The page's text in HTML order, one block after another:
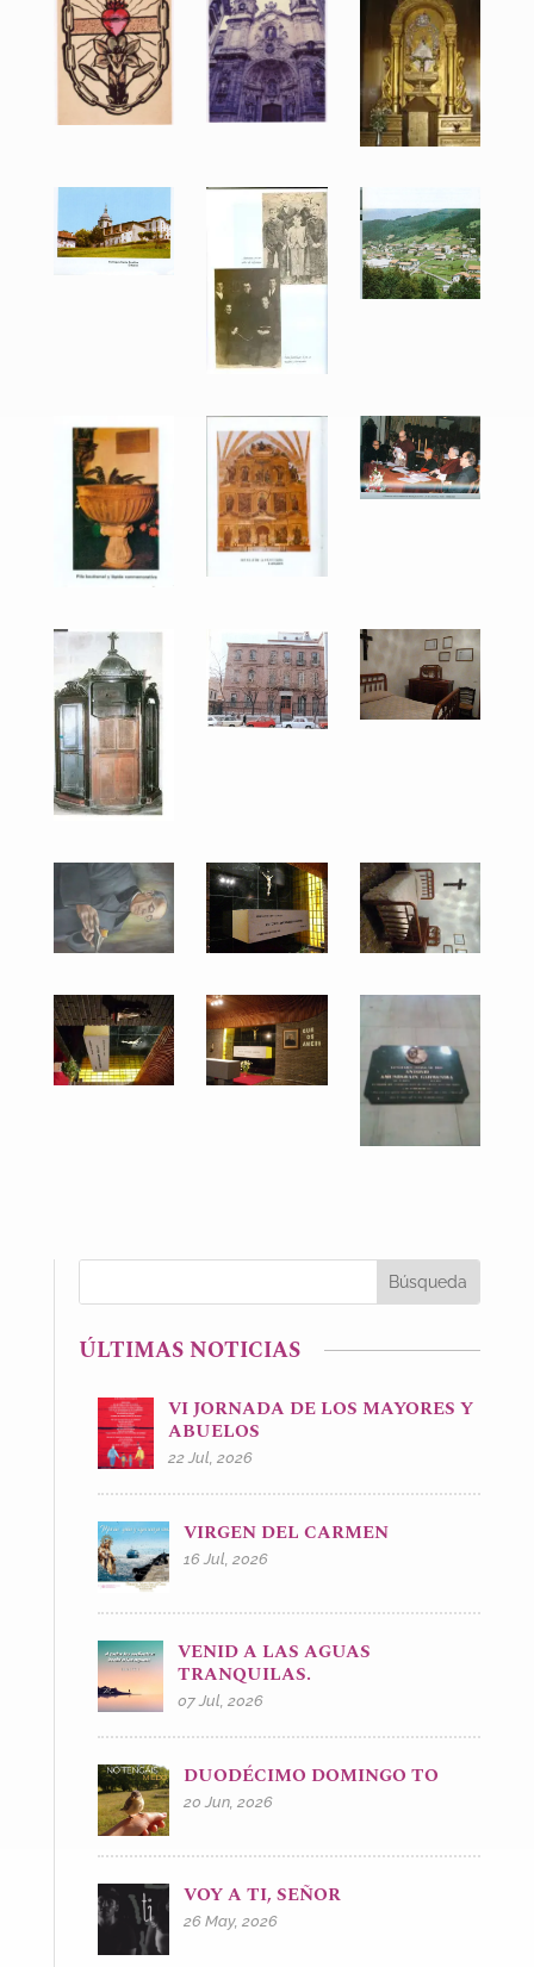
ÚLTIMAS NOTICIAS
VI JORNADA DE LOS MAYORES Y
ABUELOS
22 Jul, 2026
VIRGEN DEL CARMEN
16 Jul, 2026
VENID A LAS AGUAS
TRANQUILAS.
07 Jul, 2026
DUODÉCIMO DOMINGO TO
20 Jun, 2026
VOY A TI, SEÑOR
26 May, 2026